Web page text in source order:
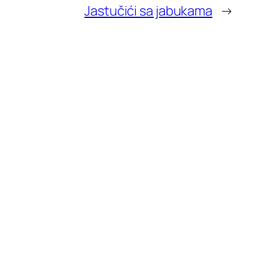
Jastučići sa jabukama →